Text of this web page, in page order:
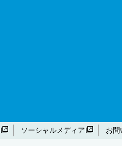
ソーシャルメディア お問